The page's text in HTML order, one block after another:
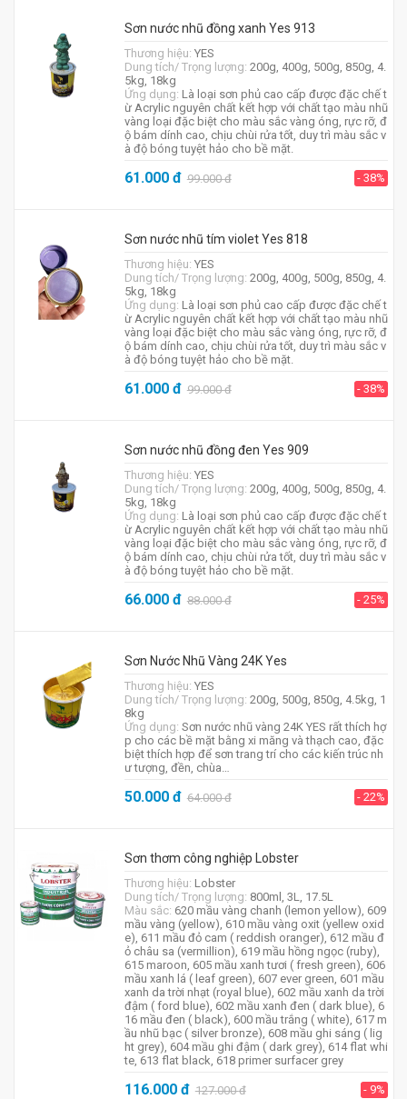
Sơn nước nhũ đồng xanh Yes 913
Thương hiệu: YES
Dung tích/ Trọng lượng: 200g, 400g, 500g, 850g, 4.
5kg, 18kg
Ứng dụng: Là loại sơn phủ cao cấp được đặc chế t
ừ Acrylic nguyên chất kết hợp với chất tạo màu nhũ
vàng loại đặc biệt cho màu sắc vàng óng, rực rỡ, đ
ộ bám dính cao, chịu chùi rửa tốt, duy trì màu sắc v
à độ bóng tuyệt hảo cho bề mặt.
61.000đ 99.000đ - 38%
Sơn nước nhũ tím violet Yes 818
Thương hiệu: YES
Dung tích/ Trọng lượng: 200g, 400g, 500g, 850g, 4.
5kg, 18kg
Ứng dụng: Là loại sơn phủ cao cấp được đặc chế t
ừ Acrylic nguyên chất kết hợp với chất tạo màu nhũ
vàng loại đặc biệt cho màu sắc vàng óng, rực rỡ, đ
ộ bám dính cao, chịu chùi rửa tốt, duy trì màu sắc v
à độ bóng tuyệt hảo cho bề mặt.
61.000đ 99.000đ - 38%
Sơn nước nhũ đồng đen Yes 909
Thương hiệu: YES
Dung tích/ Trọng lượng: 200g, 400g, 500g, 850g, 4.
5kg, 18kg
Ứng dụng: Là loại sơn phủ cao cấp được đặc chế t
ừ Acrylic nguyên chất kết hợp với chất tạo màu nhũ
vàng loại đặc biệt cho màu sắc vàng óng, rực rỡ, đ
ộ bám dính cao, chịu chùi rửa tốt, duy trì màu sắc v
à độ bóng tuyệt hảo cho bề mặt.
66.000đ 88.000đ - 25%
Sơn Nước Nhũ Vàng 24K Yes
Thương hiệu: YES
Dung tích/ Trọng lượng: 200g, 500g, 850g, 4.5kg, 1
8kg
Ứng dụng: Sơn nước nhũ vàng 24K YES rất thích hợ
p cho các bề mặt bằng xi măng và thạch cao, đặc
biệt thích hợp để sơn trang trí cho các kiến trúc nh
ư tượng, đền, chùa…
50.000đ 64.000đ - 22%
Sơn thơm công nghiệp Lobster
Thương hiệu: Lobster
Dung tích/ Trọng lượng: 800ml, 3L, 17.5L
Màu sắc: 620 mầu vàng chanh (lemon yellow), 609
mầu vàng (yellow), 610 mầu vàng oxit (yellew oxid
e), 611 mầu đỏ cam ( reddish oranger), 612 mầu đ
ỏ châu sa (vermillion), 619 mầu hồng ngọc (ruby),
615 maroon, 605 mầu xanh tươi ( fresh green), 606
mầu xanh lá ( leaf green), 607 ever green, 601 mầu
xanh da trời nhạt (royal blue), 602 mầu xanh da trời
đậm ( ford blue), 602 mầu xanh đen ( dark blue), 6
16 mầu đen ( black), 600 mầu trắng ( white), 617 m
ầu nhũ bạc ( silver bronze), 608 mầu ghi sáng ( lig
ht grey), 604 mầu ghi đậm ( dark grey), 614 flat whi
te, 613 flat black, 618 primer surfacer grey
116.000đ 127.000đ - 9%